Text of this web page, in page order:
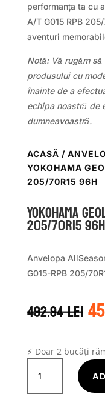
performanța ta cu
A/T G015 RPB
aventuri
Notă: Vă rugăm
produsului cu
înainte de a
echipa noastră de
dumneavoastră.
ACASĂ /
YOKOHAMA
205/70R15 96H
Yokohama
205/70R15 96H
Anvelopa
G015-RPB 205/
492.94lei
⚡ Doar 2 bucăți
Cantitate
Yokohama